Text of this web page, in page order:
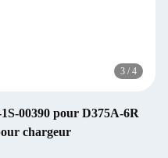
3 / 4
1S-00390 pour D375A-6R
chargeur